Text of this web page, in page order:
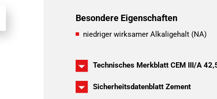
Besondere Eigenschaften
niedriger wirksamer Alkaligehalt (NA)
Technisches Merkblatt CEM III/A
Sicherheitsdatenblatt Zement